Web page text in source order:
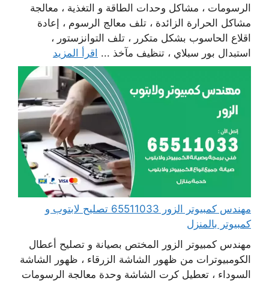
الرسومات ، مشاكل وحدات الطاقة و التغذية ، معالجة
مشاكل الحرارة الزائدة ، تلف معالج الرسوم ، إعادة
اقلاع الحاسوب بشكل متكرر ، تلف التوانزستور ،
استبدال بور سبلاي ، تنظيف مآخذ ... اقرأ المزيد
مهندس كمبيوتر الزور 65511033 تصليح لابتوب و
كمبيوتر بالمنزل
مهندس كمبيوتر الزور المختص بصيانة و تصليح أعطال
الكومبيوترات من ظهور الشاشة الزرقاء ، ظهور الشاشة
السوداء ، تعطيل كرت الشاشة وحدة معالجة الرسومات